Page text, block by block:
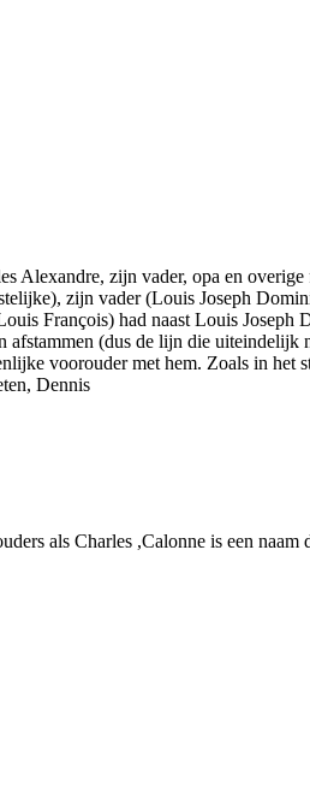
Alexandre, zijn vader, opa en overige
zijn vader (Louis Joseph
François) had naast Louis
(dus de lijn die
voorouder met hem. Zoals in
Dennis
als Charles ,Calonne is een